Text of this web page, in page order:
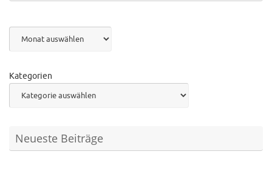
Kategorien
Neueste Beiträge